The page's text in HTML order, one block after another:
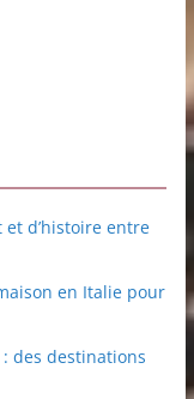
et d’histoire entre
en Italie pour
des destinations